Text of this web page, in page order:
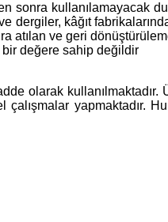
sonra kullanılamayacak
dergiler, kâğıt
atılan ve geri
bir değere sahip değildir
olarak
çalışmalar